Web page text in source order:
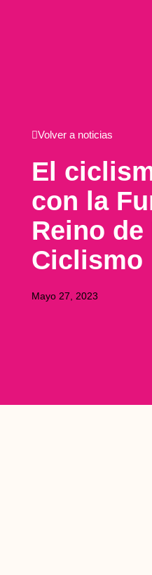
Volver a noticias
El
con la
Reino de
Ciclismo
Mayo 27, 2023